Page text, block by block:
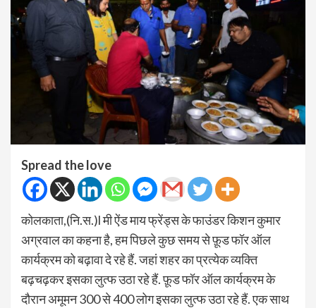
Spread the love
कोलकाता,(नि.स.)l मी ऐंड माय फ्रेंड्स के फाउंडर किशन कुमार
अग्रवाल का कहना है, हम पिछले कुछ समय से फ़ूड फॉर ऑल
कार्यक्रम को बढ़ावा दे रहे हैं. जहां शहर का प्रत्येक व्यक्ति
बढ़चढ़कर इसका लुत्फ उठा रहे हैं. फ़ूड फॉर ऑल कार्यक्रम के
दौरान अमूमन 300 से 400 लोग इसका लुत्फ उठा रहे हैं. एक साथ